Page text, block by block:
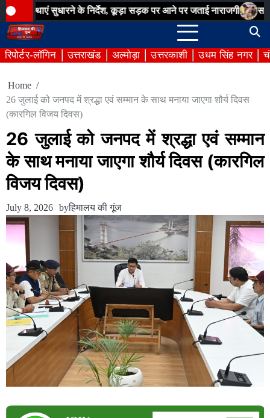
Skip
to
content
सुधारने के निर्देश, कूड़ा सड़क पर आने पर जताई नाराजगी सम्मान सेतु
रिपोर्टर-लॉगिन उत्तराखंड अल्मोड़ा उत्तरकाशी उधम सिंह नगर
Home
26 जुलाई को जनपद में श्रद्धा एवं सम्मान के साथ मनाया जाएगा शौर्य दिवस
(कारगिल विजय दिवस)
26 जुलाई को जनपद में श्रद्धा एवं सम्मान
के साथ मनाया जाएगा शौर्य दिवस (कारगिल
विजय दिवस)
July 8, 2026 byहिमालय की गूंज